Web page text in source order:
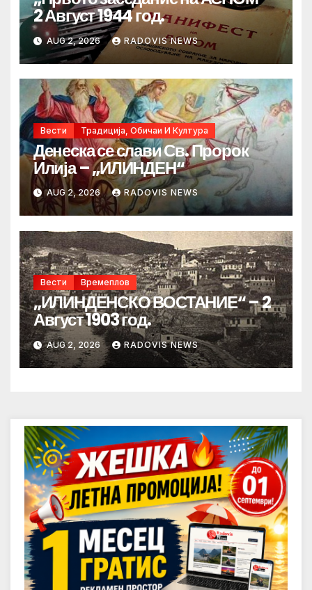
2 Август 1944 год.
AUG 2, 2026 RADOVIS NEWS
Вести Традиција, Обичаи И Култура
Денеска се слави Св. Пророк
Илија – „ИЛИНДЕН“
AUG 2, 2026 RADOVIS NEWS
Вести Времеплов
„ИЛИНДЕНСКО ВОСТАНИЕ“ – 2
Август 1903 год.
AUG 2, 2026 RADOVIS NEWS